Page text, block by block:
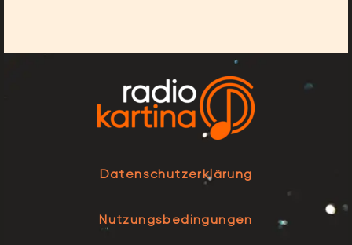
Datenschutzerklärung
Nutzungsbedingungen